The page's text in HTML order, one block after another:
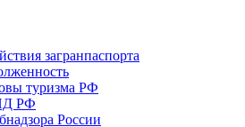
загранпаспорта
туризма РФ
РФ
России